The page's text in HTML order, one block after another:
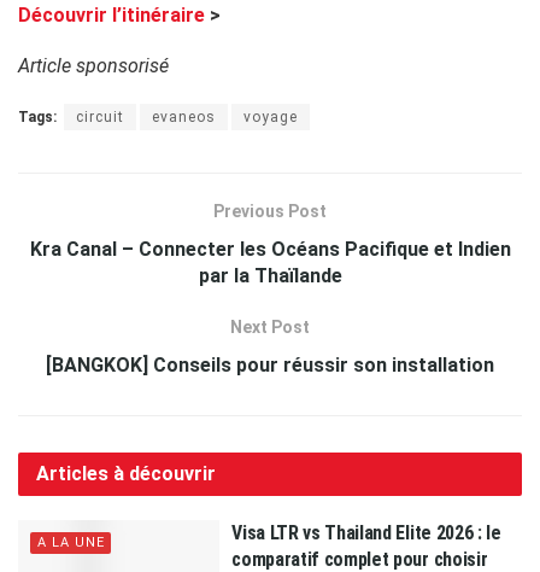
Découvrir l’itinéraire >
Article sponsorisé
Tags: circuit evaneos voyage
Previous Post
Kra Canal – Connecter les Océans Pacifique et Indien
par la Thaïlande
Next Post
[BANGKOK] Conseils pour réussir son installation
Articles à découvrir
A LA UNE
Visa LTR vs Thailand Elite 2026 : le
comparatif complet pour choisir